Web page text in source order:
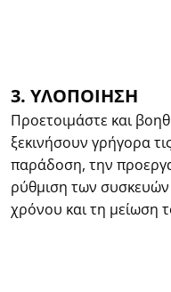
3. ΥΛΟΠΟΙΗΣΗ
Προετοιμάστε και
ξεκινήσουν γρήγορα
παράδοση, την
ρύθμιση των
χρόνου και τη μείωση